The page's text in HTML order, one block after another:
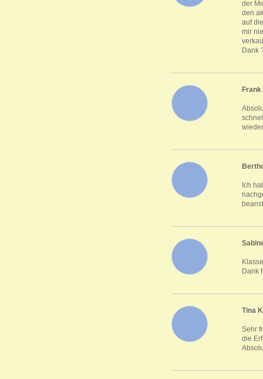
der
den
auf
mir
Dank
Ich
Dank
Tina
Sehr
die